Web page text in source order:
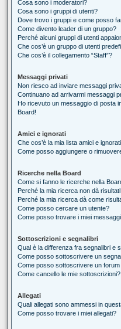
Cosa sono i moderatori?
Cosa sono i gruppi di utenti?
Dove trovo i gruppi e come posso
Come divento leader di un gruppo?
Perché alcuni gruppi di utenti
Che cos’è un gruppo di utenti
Che cos’è il collegamento “Staff”?
Messaggi privati
Non riesco ad inviare messaggi
Continuano ad arrivarmi messaggi
Ho ricevuto un messaggio di posta
Board!
Amici e ignorati
Che cos’è la mia lista amici e
Come posso aggiungere o
Ricerche nella Board
Come si fanno le ricerche nella
Perché la mia ricerca non dà
Perché la mia ricerca dà come
Come posso cercare un utente?
Come posso trovare i miei
Sottoscrizioni e segnalibri
Qual è la differenza fra segnalibri e
Come posso sottoscrivere un
Come posso sottoscrivere un
Come cancello le mie sottoscrizioni?
Allegati
Quali allegati sono ammessi in
Come posso trovare i miei allegati?